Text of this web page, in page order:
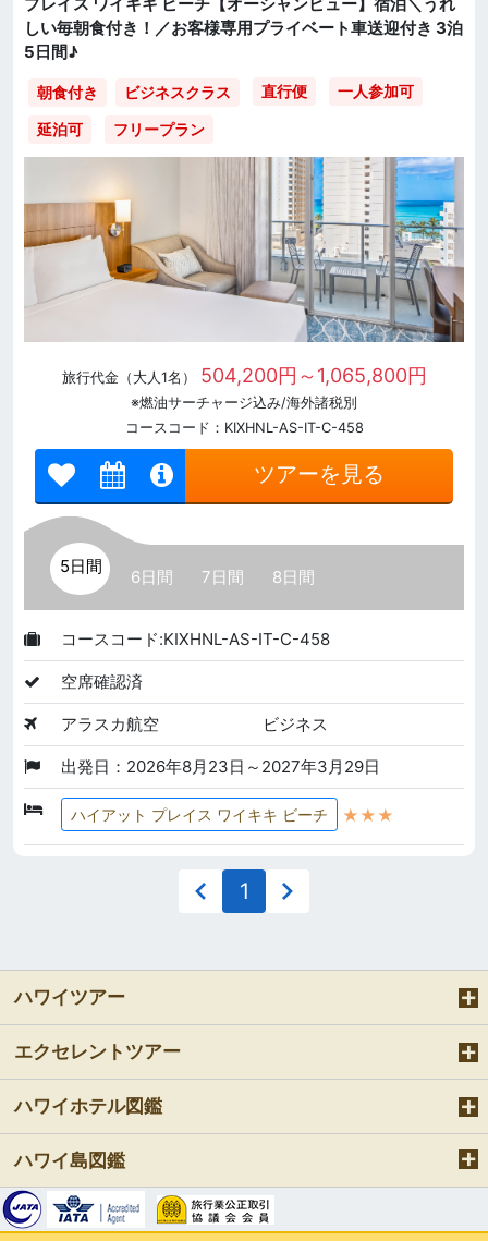
しい毎朝食付き！／お客様専用プライベート車送迎付き 3泊
5日間♪
朝食付き ビジネスクラス 直行便 一人参加可
延泊可 フリープラン
旅行代金（大人1名） 504,200円～1,065,800円
※燃油サーチャージ込み/海外諸税別
コースコード：KIXHNL-AS-IT-C-458
ツアーを見る
5日間
6日間 7日間 8日間
コースコード:KIXHNL-AS-IT-C-458
空席確認済
アラスカ航空 ビジネス
出発日：2026年8月23日～2027年3月29日
ハイアット プレイス ワイキキ ビーチ ★★★
1
ハワイツアー
エクセレントツアー
ハワイホテル図鑑
ハワイ島図鑑